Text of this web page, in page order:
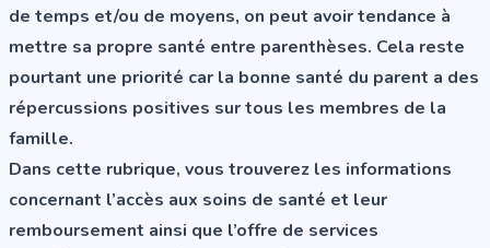
de temps et/ou de moyens, on peut avoir tendance à
mettre sa propre santé entre parenthèses. Cela reste
pourtant une priorité car la bonne santé du parent a des
répercussions positives sur tous les membres de la
famille.
Dans cette rubrique, vous trouverez les informations
concernant l’accès aux soins de santé et leur
remboursement ainsi que l’offre de services